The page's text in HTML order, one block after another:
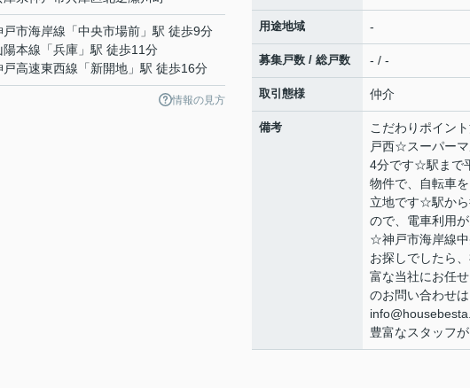
戸市海岸線 「中央市場前 」駅 徒歩9分
陽本線 「兵庫 」駅 徒歩11分
戸高速東西線 「新開地 」駅 徒歩16分
情報の見方
用途地域 -
募集戸数 / 総戸数 - / -
取引態様 仲介
備考
こだわりポイン
戸西☆スーパー
4分です☆駅まで
物件で、自転車
立地です☆駅か
ので、電車利用
☆神戸市海岸線
お探しでしたら
富な当社にお任
のお問い合わせ
豊富なスタッフ